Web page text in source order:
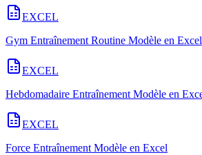
EXCEL
Gym Entraînement Routine Modèle en Excel
EXCEL
Hebdomadaire Entraînement Modèle en
EXCEL
Force Entraînement Modèle en Excel